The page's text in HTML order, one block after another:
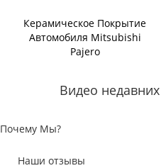
Керамическое Покрытие
Автомобиля Mitsubishi
Pajero
Видео
Почему Мы?
Наши отзывы